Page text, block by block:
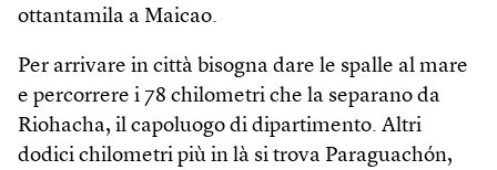
ottantamila a Maicao.
Per arrivare in città bisogna dare le spalle al mare
e percorrere i 78 chilometri che la separano da
Riohacha, il capoluogo di dipartimento. Altri
dodici chilometri più in là si trova Paraguachón,